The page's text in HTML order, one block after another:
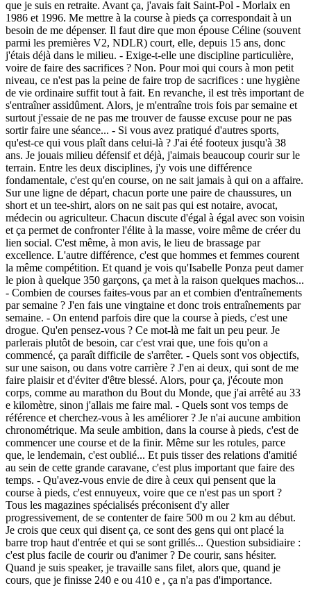
que je suis en retraite. Avant ça, j'avais fait Saint-Pol - Morlaix en
1986 et 1996. Me mettre à la course à pieds ça correspondait à un
besoin de me dépenser. Il faut dire que mon épouse Céline (souvent
parmi les premières V2, NDLR) court, elle, depuis 15 ans, donc
j'étais déjà dans le milieu. - Exige-t-elle une discipline particulière,
voire de faire des sacrifices ? Non. Pour moi qui cours à mon petit
niveau, ce n'est pas la peine de faire trop de sacrifices : une hygiène
de vie ordinaire suffit tout à fait. En revanche, il est très important de
s'entraîner assidûment. Alors, je m'entraîne trois fois par semaine et
surtout j'essaie de ne pas me trouver de fausse excuse pour ne pas
sortir faire une séance... - Si vous avez pratiqué d'autres sports,
qu'est-ce qui vous plaît dans celui-là ? J'ai été footeux jusqu'à 38
ans. Je jouais milieu défensif et déjà, j'aimais beaucoup courir sur le
terrain. Entre les deux disciplines, j'y vois une différence
fondamentale, c'est qu'en course, on ne sait jamais à qui on a affaire.
Sur une ligne de départ, chacun porte une paire de chaussures, un
short et un tee-shirt, alors on ne sait pas qui est notaire, avocat,
médecin ou agriculteur. Chacun discute d'égal à égal avec son voisin
et ça permet de confronter l'élite à la masse, voire même de créer du
lien social. C'est même, à mon avis, le lieu de brassage par
excellence. L'autre différence, c'est que hommes et femmes courent
la même compétition. Et quand je vois qu'Isabelle Ponza peut damer
le pion à quelque 350 garçons, ça met à la raison quelques machos...
- Combien de courses faites-vous par an et combien d'entraînements
par semaine ? J'en fais une vingtaine et donc trois entraînements par
semaine. - On entend parfois dire que la course à pieds, c'est une
drogue. Qu'en pensez-vous ? Ce mot-là me fait un peu peur. Je
parlerais plutôt de besoin, car c'est vrai que, une fois qu'on a
commencé, ça paraît difficile de s'arrêter. - Quels sont vos objectifs,
sur une saison, ou dans votre carrière ? J'en ai deux, qui sont de me
faire plaisir et d'éviter d'être blessé. Alors, pour ça, j'écoute mon
corps, comme au marathon du Bout du Monde, que j'ai arrêté au 33
e kilomètre, sinon j'allais me faire mal. - Quels sont vos temps de
référence et cherchez-vous à les améliorer ? Je n'ai aucune ambition
chronométrique. Ma seule ambition, dans la course à pieds, c'est de
commencer une course et de la finir. Même sur les rotules, parce
que, le lendemain, c'est oublié... Et puis tisser des relations d'amitié
au sein de cette grande caravane, c'est plus important que faire des
temps. - Qu'avez-vous envie de dire à ceux qui pensent que la
course à pieds, c'est ennuyeux, voire que ce n'est pas un sport ?
Tous les magazines spécialisés préconisent d'y aller
progressivement, de se contenter de faire 500 m ou 2 km au début.
Je crois que ceux qui disent ça, ce sont des gens qui ont placé la
barre trop haut d'entrée et qui se sont grillés... Question subsidiaire :
c'est plus facile de courir ou d'animer ? De courir, sans hésiter.
Quand je suis speaker, je travaille sans filet, alors que, quand je
cours, que je finisse 240 e ou 410 e , ça n'a pas d'importance.